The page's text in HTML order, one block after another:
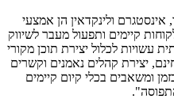
אינסטגרם ולינקדאין הן אמצעי
קיימים ותפעול מעבר לשיווק
עשויות לכלול יצירת תוכן מקורי
יצירת קהלים נאמנים וקשרים
ומשאבים בכלי קיום קיימים